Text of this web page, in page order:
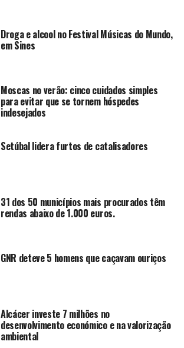
Droga e alcool no Festival Músicas do Mundo,
em Sines
Moscas no verão: cinco cuidados simples
para evitar que se tornem hóspedes
indesejados
Setúbal lidera furtos de catalisadores
31 dos 50 municípios mais procurados têm
rendas abaixo de 1.000 euros.
GNR deteve 5 homens que caçavam ouriços
Alcácer investe 7 milhões no
desenvolvimento económico e na valorização
ambiental